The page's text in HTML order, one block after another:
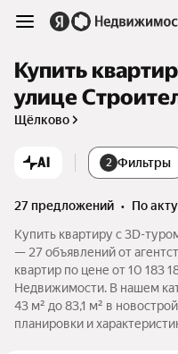
Купить
улице
Щёлково
AI 2 Фильтры
27 предложений •
по
Купить квартиру c 3D-
— 27 объявлений от
квартир по цене от 10 183
Недвижимости. В нашем
43 м² до 83,1 м² в
планировки и